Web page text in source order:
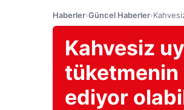
Haberler›Güncel Haberler›
Kahvesiz
tüketmenin
ediyor